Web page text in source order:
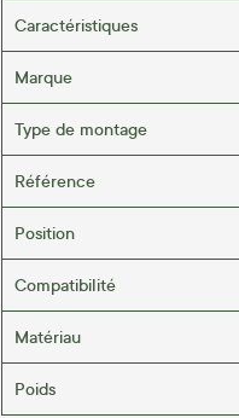
Caractéristiques
Marque
Type de montage
Référence
Position
Compatibilité
Matériau
Poids